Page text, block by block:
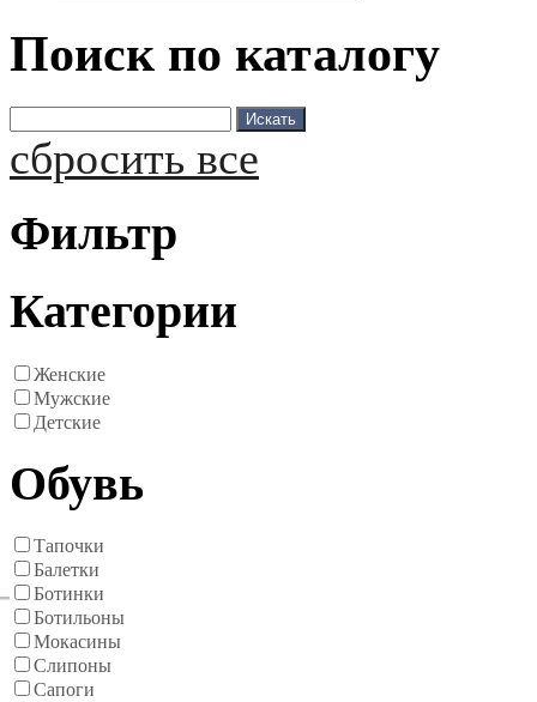
Поиск по каталогу
сбросить все
Фильтр
Категории
Женские
Мужские
Детские
Обувь
Тапочки
Балетки
Ботинки
Ботильоны
Мокасины
Слипоны
Сапоги